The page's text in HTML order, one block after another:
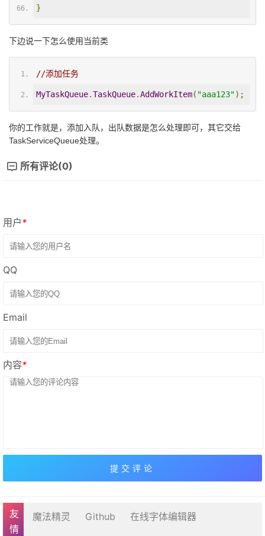
}
下边说一下怎么使用当前类
//添加任务
MyTaskQueue.TaskQueue.AddWorkItem( "aaa123");
你的工作就是，添加入队，出队数据是怎么处理即可，其它交给
TaskServiceQueue处理。
所有评论(0)
用户*
QQ
Email
内容*
魔法精灵 Github 在线字体编辑器